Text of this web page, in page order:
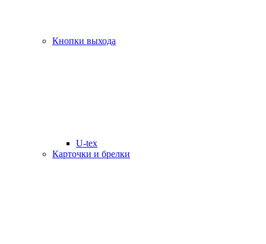
Кнопки выхода
U-tex
Карточки и брелки